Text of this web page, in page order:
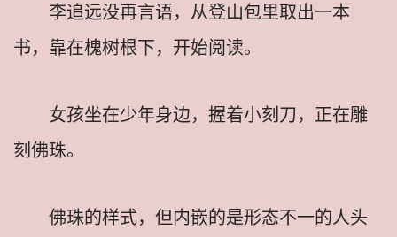
李追远没再言语，从登山包里取出一本
书，靠在槐树根下，开始阅读。
女孩坐在少年身边，握着小刻刀，正在雕
刻佛珠。
佛珠的样式，但内嵌的是形态不一的人头